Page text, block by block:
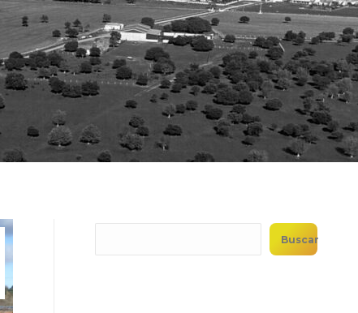
Buscar